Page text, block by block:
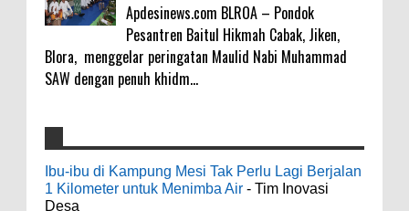
Apdesinews.com BLROA – Pondok
Pesantren Baitul Hikmah Cabak, Jiken,
Blora, menggelar peringatan Maulid Nabi Muhammad
SAW dengan penuh khidm...
4000 Petani Hutan Blora Bakal Digelontor
Bantuan CSR Jumbo dan Bibit Ternak Gratis
0 8-4-2026
galateapacino:
3-6-2022
Men's Black Titanium Wedding Band -
Ibu-ibu di Kampung Mesi Tak Perlu Lagi Berjalan
1 Kilometer untuk Menimba Air - Tim Inovasi
Desa